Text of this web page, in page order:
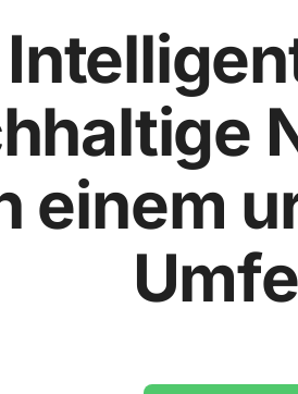
einem